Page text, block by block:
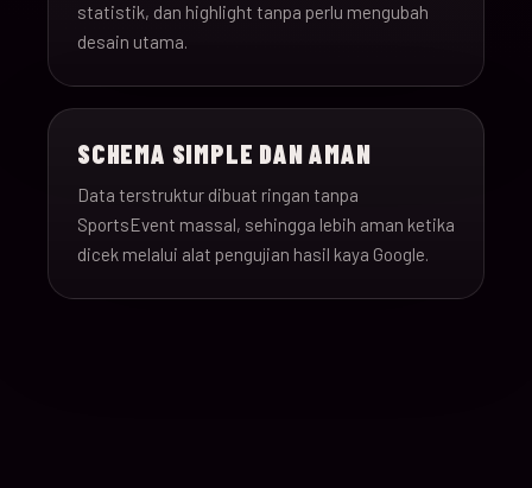
statistik, dan highlight tanpa perlu mengubah
desain utama.
SCHEMA SIMPLE DAN AMAN
Data terstruktur dibuat ringan tanpa
SportsEvent massal, sehingga lebih aman ketika
dicek melalui alat pengujian hasil kaya Google.